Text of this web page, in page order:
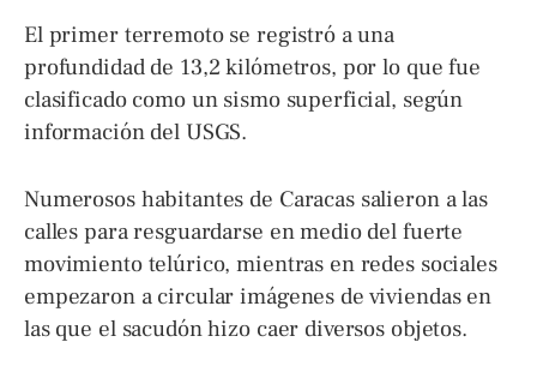
El primer terremoto se registró a una
profundidad de 13,2 kilómetros, por lo que fue
clasificado como un sismo superficial, según
información del USGS.
Numerosos habitantes de Caracas salieron a las
calles para resguardarse en medio del fuerte
movimiento telúrico, mientras en redes sociales
empezaron a circular imágenes de viviendas en
las que el sacudón hizo caer diversos objetos.